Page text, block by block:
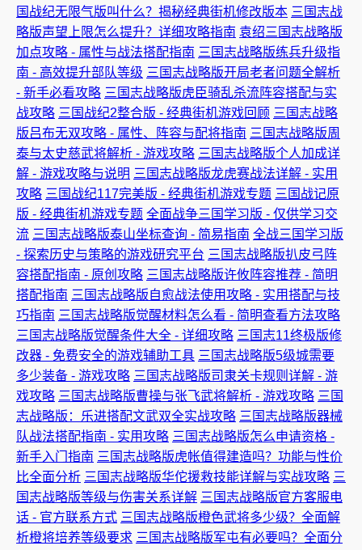
国战纪无限气版叫什么？揭秘经典街机修改版本 三国志战
略版声望上限怎么提升？详细攻略指南 袁绍三国志战略版
加点攻略 - 属性与战法搭配指南 三国志战略版练兵升级指
南 - 高效提升部队等级 三国志战略版开局老者问题全解析
- 新手必看攻略 三国志战略版虎臣骑乱杀流阵容搭配与实
战攻略 三国战纪2整合版 - 经典街机游戏回顾 三国志战略
版吕布无双攻略 - 属性、阵容与配将指南 三国志战略版周
泰与太史慈武将解析 - 游戏攻略 三国志战略版个人加成详
解 - 游戏攻略与说明 三国志战略版龙虎赛战法详解 - 实用
攻略 三国战纪117完美版 - 经典街机游戏专题 三国战记原
版 - 经典街机游戏专题 全面战争三国学习版 - 仅供学习交
流 三国志战略版泰山坐标查询 - 简易指南 全战三国学习版
- 探索历史与策略的游戏研究平台 三国志战略版扒皮弓阵
容搭配指南 - 原创攻略 三国志战略版许攸阵容推荐 - 简明
搭配指南 三国志战略版自愈战法使用攻略 - 实用搭配与技
巧指南 三国志战略版觉醒材料怎么看 - 简明查看方法攻略
三国志战略版觉醒条件大全 - 详细攻略 三国志11终极版修
改器 - 免费安全的游戏辅助工具 三国志战略版5级城需要
多少装备 - 游戏攻略 三国志战略版司隶关卡规则详解 - 游
戏攻略 三国志战略版曹操与张飞武将解析 - 游戏攻略 三国
志战略版：乐进搭配文武双全实战攻略 三国志战略版器械
队战法搭配指南 - 实用攻略 三国志战略版怎么申请资格 -
新手入门指南 三国志战略版虎帐值得建造吗？功能与性价
比全面分析 三国志战略版华佗援救技能详解与实战攻略 三
国志战略版等级与伤害关系详解 三国志战略版官方客服电
话 - 官方联系方式 三国志战略版橙色武将多少级？全面解
析橙将培养等级要求 三国志战略版军屯有必要吗？全面分